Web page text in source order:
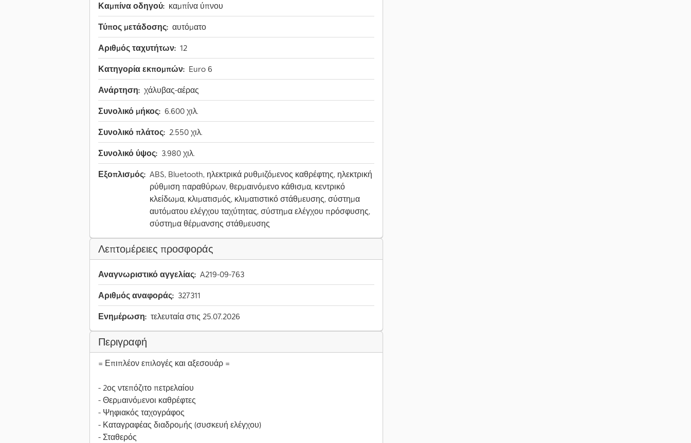
Καμπίνα οδηγού: καμπίνα ύπνου
Τύπος μετάδοσης: αυτόματο
Αριθμός ταχυτήτων: 12
Κατηγορία εκπομπών: Euro 6
Ανάρτηση: χάλυβας-αέρας
Συνολικό μήκος: 6.600 χιλ.
Συνολικό πλάτος: 2.550 χιλ.
Συνολικό ύψος: 3.980 χιλ.
Εξοπλισμός: ABS, Bluetooth, ηλεκτρικά ρυθμιζόμενος καθρέφτης, ηλεκτρική
ρύθμιση παραθύρων, θερμαινόμενο κάθισμα, κεντρικό
κλείδωμα, κλιματισμός, κλιματιστικό στάθμευσης, σύστημα
αυτόματου ελέγχου ταχύτητας, σύστημα ελέγχου πρόσφυσης,
σύστημα θέρμανσης στάθμευσης
Λεπτομέρειες προσφοράς
Αναγνωριστικό αγγελίας: A219-09-763
Αριθμός αναφοράς: 327311
Ενημέρωση: τελευταία στις 25.07.2026
Περιγραφή
= Επιπλέον επιλογές και αξεσουάρ =
- 2ος ντεπόζιτο πετρελαίου
- Θερμαινόμενοι καθρέφτες
- Ψηφιακός ταχογράφος
- Καταγραφέας διαδρομής (συσκευή ελέγχου)
- Σταθερός